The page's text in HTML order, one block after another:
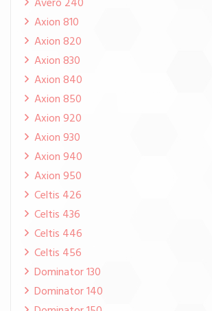
Axion 810
Axion 820
Axion 830
Axion 840
Axion 850
Axion 920
Axion 930
Axion 940
Axion 950
Celtis 426
Celtis 436
Celtis 446
Celtis 456
Dominator 130
Dominator 140